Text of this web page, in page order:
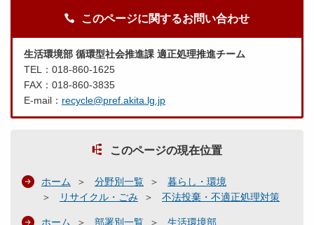
このページに関するお問い合わせ
生活環境部 循環型社会推進課 適正処理推進チーム
TEL：018-860-1625
FAX：018-860-3835
E-mail： recycle@pref.akita.lg.jp
このページの現在位置
ホーム 分野別一覧
暮らし・環境
リサイクル・ごみ
不法投棄・不適正処理対策
ホーム 部署別一覧
生活環境部